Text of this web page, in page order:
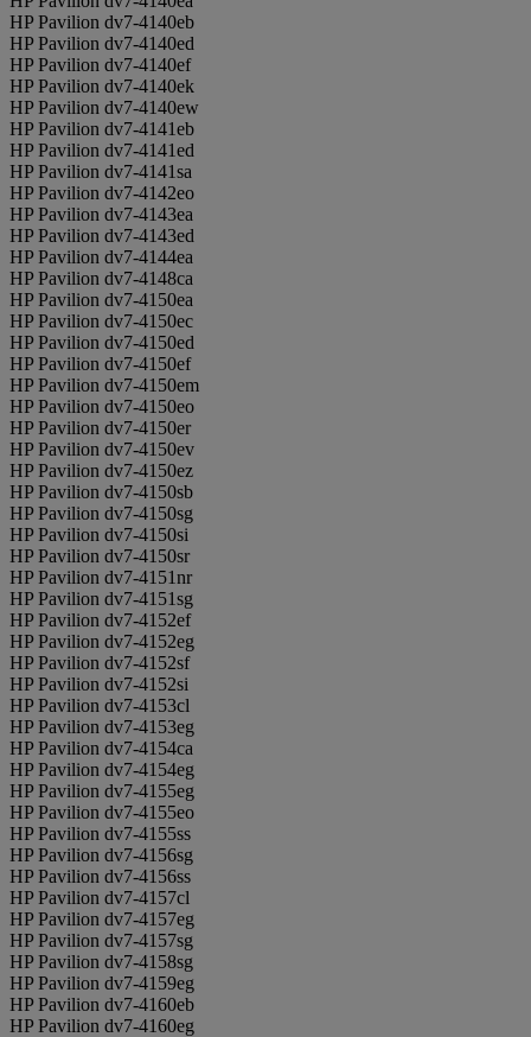
HP Pavilion dv7-4140eb
HP Pavilion dv7-4140ed
HP Pavilion dv7-4140ef
HP Pavilion dv7-4140ek
HP Pavilion dv7-4140ew
HP Pavilion dv7-4141eb
HP Pavilion dv7-4141ed
HP Pavilion dv7-4141sa
HP Pavilion dv7-4142eo
HP Pavilion dv7-4143ea
HP Pavilion dv7-4143ed
HP Pavilion dv7-4144ea
HP Pavilion dv7-4148ca
HP Pavilion dv7-4150ea
HP Pavilion dv7-4150ec
HP Pavilion dv7-4150ed
HP Pavilion dv7-4150ef
HP Pavilion dv7-4150em
HP Pavilion dv7-4150eo
HP Pavilion dv7-4150er
HP Pavilion dv7-4150ev
HP Pavilion dv7-4150ez
HP Pavilion dv7-4150sb
HP Pavilion dv7-4150sg
HP Pavilion dv7-4150si
HP Pavilion dv7-4150sr
HP Pavilion dv7-4151nr
HP Pavilion dv7-4151sg
HP Pavilion dv7-4152ef
HP Pavilion dv7-4152eg
HP Pavilion dv7-4152sf
HP Pavilion dv7-4152si
HP Pavilion dv7-4153cl
HP Pavilion dv7-4153eg
HP Pavilion dv7-4154ca
HP Pavilion dv7-4154eg
HP Pavilion dv7-4155eg
HP Pavilion dv7-4155eo
HP Pavilion dv7-4155ss
HP Pavilion dv7-4156sg
HP Pavilion dv7-4156ss
HP Pavilion dv7-4157cl
HP Pavilion dv7-4157eg
HP Pavilion dv7-4157sg
HP Pavilion dv7-4158sg
HP Pavilion dv7-4159eg
HP Pavilion dv7-4160eb
HP Pavilion dv7-4160eg